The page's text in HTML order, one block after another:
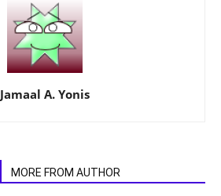
Jamaal A. Yonis
MORE FROM AUTHOR